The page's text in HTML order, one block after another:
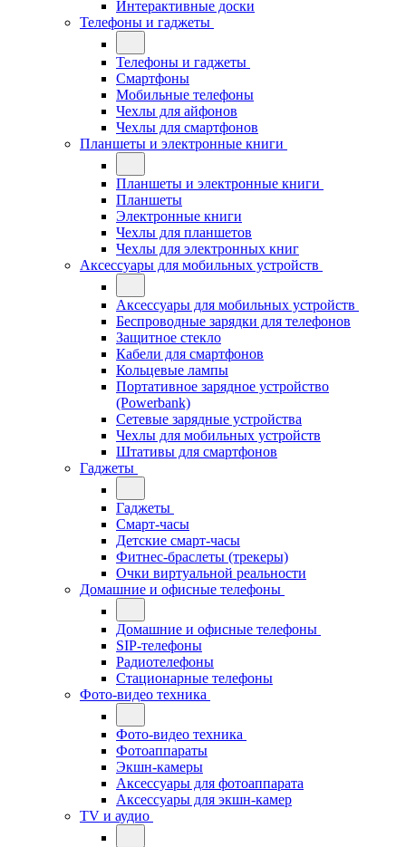
Интерактивные доски
Телефоны и гаджеты
Телефоны и гаджеты
Смартфоны
Мобильные телефоны
Чехлы для айфонов
Чехлы для смартфонов
Планшеты и электронные книги
Планшеты и электронные книги
Планшеты
Электронные книги
Чехлы для планшетов
Чехлы для электронных книг
Аксессуары для мобильных устройств
Аксессуары для мобильных устройств
Беспроводные зарядки для телефонов
Защитное стекло
Кабели для смартфонов
Кольцевые лампы
Портативное зарядное устройство
(Powerbank)
Сетевые зарядные устройства
Чехлы для мобильных устройств
Штативы для смартфонов
Гаджеты
Гаджеты
Смарт-часы
Детские смарт-часы
Фитнес-браслеты (трекеры)
Очки виртуальной реальности
Домашние и офисные телефоны
Домашние и офисные телефоны
SIP-телефоны
Радиотелефоны
Стационарные телефоны
Фото-видео техника
Фото-видео техника
Фотоаппараты
Экшн-камеры
Аксессуары для фотоаппарата
Аксессуары для экшн-камер
TV и аудио